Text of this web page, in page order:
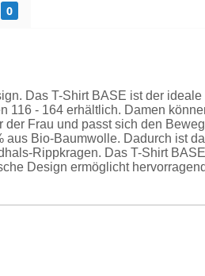
0
Das T-Shirt BASE ist der
116 - 164 erhältlich. Damen
Frau und passt sich den
aus Bio-Baumwolle. Dadurch ist
Rippkragen. Das T-Shirt
Design ermöglicht